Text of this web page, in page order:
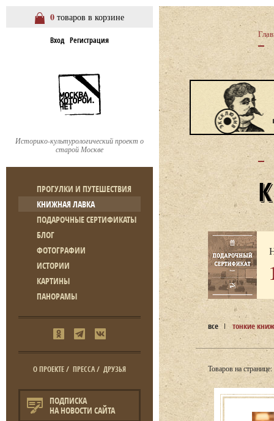
0 товаров в корзине
Вход Регистрация
Историко-культурологический проект о
старой Москве
ПРОГУЛКИ И ПУТЕШЕСТВИЯ
КНИЖНАЯ ЛАВКА
ПОДАРОЧНЫЕ СЕРТИФИКАТЫ
БЛОГ
ФОТОГРАФИИ
ИСТОРИИ
КАРТИНЫ
ПАНОРАМЫ
О ПРОЕКТЕ/ ПРЕССА/ ДРУЗЬЯ
ПОДПИСКА
НА НОВОСТИ САЙТА
все тонкие
Товаров на странице: